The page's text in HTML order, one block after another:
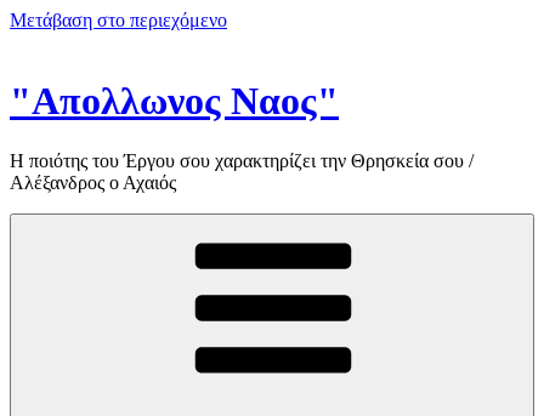
Μετάβαση στο περιεχόμενο
"Απολλωνος Ναος"
Η ποιότης του Έργου σου χαρακτηρίζει την Θρησκεία σου /
Αλέξανδρος ο Αχαιός